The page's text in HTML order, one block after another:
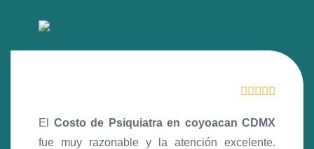
El Costo de Psiquiatra en coyoacan CDMX
fue muy razonable y la atención excelente.